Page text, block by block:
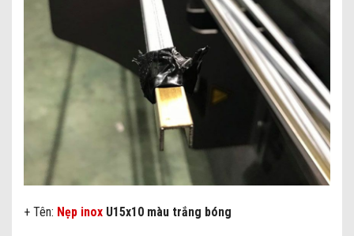
+ Tên: Nẹp inox U15x10 màu trắng bóng